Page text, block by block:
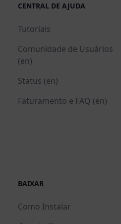
CENTRAL DE AJUDA
Tutoriais
Comunidade de Usuários
(en)
Status (en)
Faturamento e FAQ (en)
BAIXAR
Como Instalar